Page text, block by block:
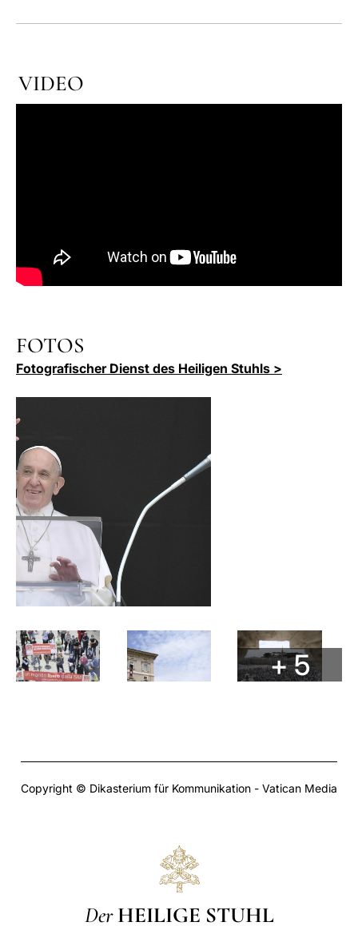
VIDEO
FOTOS
Fotografischer Dienst des Heiligen Stuhls >
+ 5
Copyright © Dikasterium für Kommunikation - Vatican Media
Der HEILIGE STUHL